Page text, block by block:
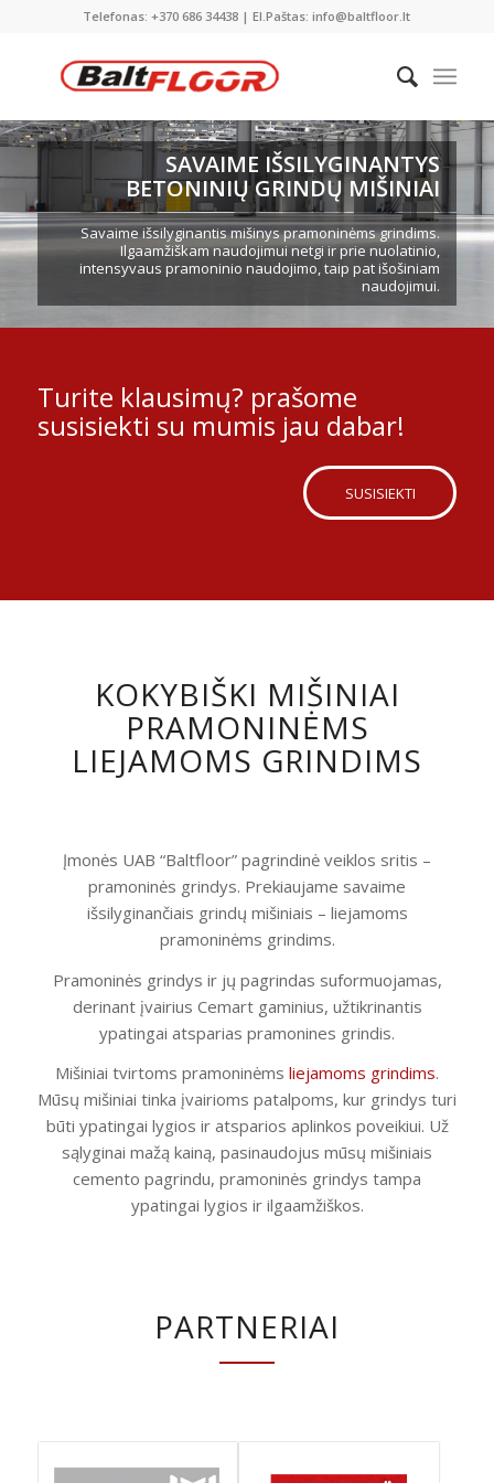
Telefonas: +370 686 34438 | El.Paštas: info@baltfloor.lt
SAVAIME IŠSILYGINANTYS
BETONINIŲ GRINDŲ MIŠINIAI
Savaime išsilyginantis mišinys pramoninėms grindims.
Ilgaamžiškam naudojimui netgi ir prie nuolatinio,
intensyvaus pramoninio naudojimo, taip pat išošiniam
naudojimui.
Turite klausimų? prašome
susisiekti su mumis jau dabar!
SUSISIEKTI
KOKYBIŠKI MIŠINIAI
PRAMONINĖMS
LIEJAMOMS GRINDIMS
Įmonės UAB “Baltfloor” pagrindinė veiklos sritis –
pramoninės grindys. Prekiaujame savaime
išsilyginančiais grindų mišiniais – liejamoms
pramoninėms grindims.
Pramoninės grindys ir jų pagrindas suformuojamas,
derinant įvairius Cemart gaminius, užtikrinantis
ypatingai atsparias pramonines grindis.
Mišiniai tvirtoms pramoninėms liejamoms grindims.
Mūsų mišiniai tinka įvairioms patalpoms, kur grindys turi
būti ypatingai lygios ir atsparios aplinkos poveikiui. Už
sąlyginai mažą kainą, pasinaudojus mūsų mišiniais
cemento pagrindu, pramoninės grindys tampa
ypatingai lygios ir ilgaamžiškos.
PARTNERIAI